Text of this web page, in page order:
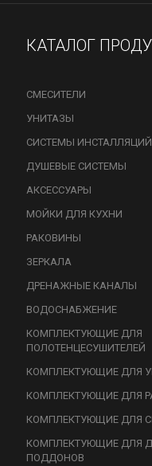
КАТАЛОГ
СМЕСИТЕЛИ
УНИТАЗЫ
СИСТЕМЫ ИНСТАЛЛЯЦИЙ
ДУШЕВЫЕ СИСТЕМЫ
АКСЕССУАРЫ
МОЙКИ ДЛЯ КУХНИ
РАКОВИНЫ
ЗЕРКАЛА
ДРЕНАЖНЫЕ КАНАЛЫ
ВОДОСНАБЖЕНИЕ
КОМПЛЕКТУЮЩИЕ ДЛЯ
ПОЛОТЕНЦЕСУШИТЕЛЕЙ
КОМПЛЕКТУЮЩИЕ ДЛЯ
КОМПЛЕКТУЮЩИЕ ДЛЯ
КОМПЛЕКТУЮЩИЕ ДЛЯ
КОМПЛЕКТУЮЩИЕ ДЛЯ
ПОДДОНОВ